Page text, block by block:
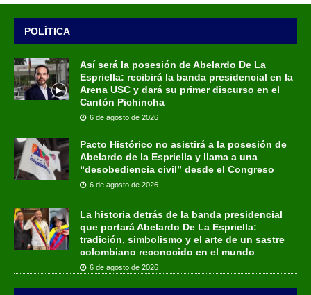
POLÍTICA
Así será la posesión de Abelardo De La
Espriella: recibirá la banda presidencial en la
Arena USC y dará su primer discurso en el
Cantón Pichincha
6 de agosto de 2026
Pacto Histórico no asistirá a la posesión de
Abelardo de la Espriella y llama a una
“desobediencia civil” desde el Congreso
6 de agosto de 2026
La historia detrás de la banda presidencial
que portará Abelardo De La Espriella:
tradición, simbolismo y el arte de un sastre
colombiano reconocido en el mundo
6 de agosto de 2026